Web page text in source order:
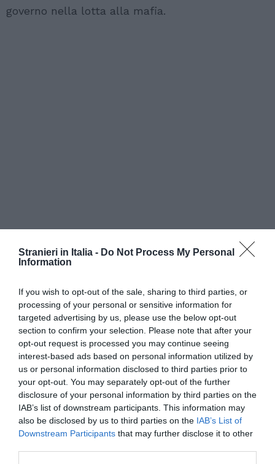
Stranieri in Italia - Do Not Process My Personal
Information
If you wish to opt-out of the sale, sharing to third parties, or
processing of your personal or sensitive information for
targeted advertising by us, please use the below opt-out
section to confirm your selection. Please note that after your
opt-out request is processed you may continue seeing
interest-based ads based on personal information utilized by
us or personal information disclosed to third parties prior to
your opt-out. You may separately opt-out of the further
disclosure of your personal information by third parties on the
IAB’s list of downstream participants. This information may
also be disclosed by us to third parties on the IAB’s List of
Downstream Participants that may further disclose it to other
governo nella lotta alla mafia.
"A Lampedusa – ha detto Maroni – attualmente
c’è un solo clandestino. Ho detto però a Morcone
(il capo del dipartimento dell’Immigrazione del
Viminale, Mario Morcone, ndr) di lasciarlo in
attività almeno fino alla prossima primavera. Non
vorrei cantare vittoria troppo presto".